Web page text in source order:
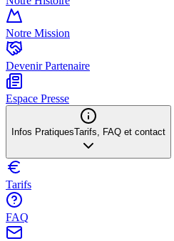
Notre Mission
Devenir Partenaire
Espace Presse
Infos PratiquesTarifs, FAQ et contact
Tarifs
FAQ